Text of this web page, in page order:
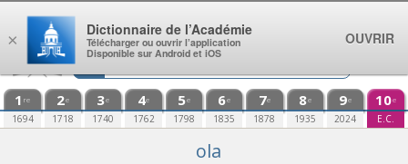
Aller au contenu
1 re
1694
2e
1718
3e
1740
4e
1762
5e
1798
6e
1835
7e
1878
8e
1935
9e
2024
10e
E.C.
ola
×
Dictionnaire de l’Académie
Télécharger ou ouvrir l’application
Disponible sur Android et iOS
OUVRIR